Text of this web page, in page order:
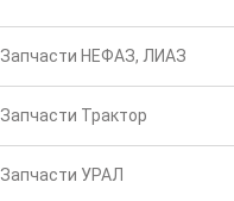
Запчасти НЕФАЗ, ЛИАЗ
Запчасти Трактор
Запчасти УРАЛ